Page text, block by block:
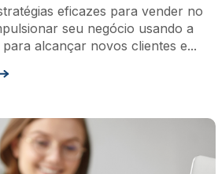
eficazes para vender no
seu negócio usando a
alcançar novos clientes e...